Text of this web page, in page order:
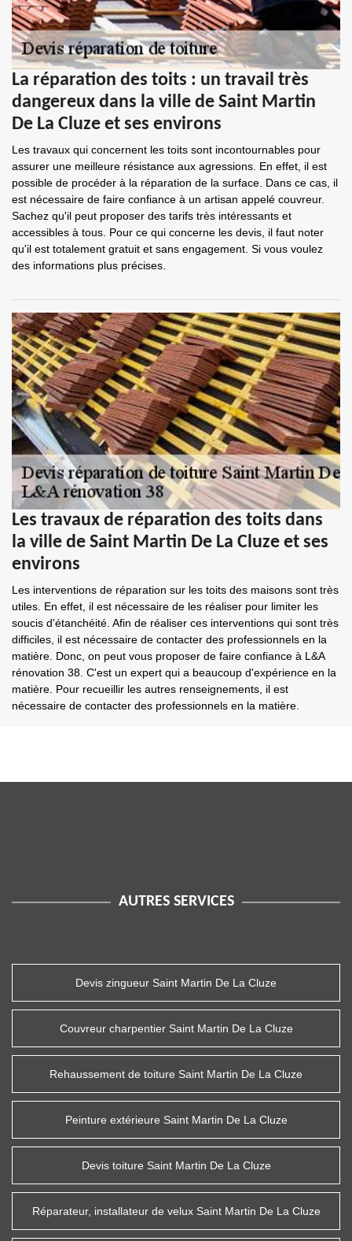
La réparation des toits : un travail très
dangereux dans la ville de Saint Martin
De La Cluze et ses environs
Les travaux qui concernent les toits sont incontournables pour
assurer une meilleure résistance aux agressions. En effet, il est
possible de procéder à la réparation de la surface. Dans ce cas, il
est nécessaire de faire confiance à un artisan appelé couvreur.
Sachez qu'il peut proposer des tarifs très intéressants et
accessibles à tous. Pour ce qui concerne les devis, il faut noter
qu'il est totalement gratuit et sans engagement. Si vous voulez
des informations plus précises.
Les travaux de réparation des toits dans
la ville de Saint Martin De La Cluze et ses
environs
Les interventions de réparation sur les toits des maisons sont très
utiles. En effet, il est nécessaire de les réaliser pour limiter les
soucis d'étanchéité. Afin de réaliser ces interventions qui sont très
difficiles, il est nécessaire de contacter des professionnels en la
matière. Donc, on peut vous proposer de faire confiance à L&A
rénovation 38. C'est un expert qui a beaucoup d'expérience en la
matière. Pour recueillir les autres renseignements, il est
nécessaire de contacter des professionnels en la matière.
AUTRES SERVICES
Devis zingueur Saint Martin De La Cluze
Couvreur charpentier Saint Martin De La Cluze
Rehaussement de toiture Saint Martin De La Cluze
Peinture extérieure Saint Martin De La Cluze
Devis toiture Saint Martin De La Cluze
Réparateur, installateur de velux Saint Martin De La Cluze